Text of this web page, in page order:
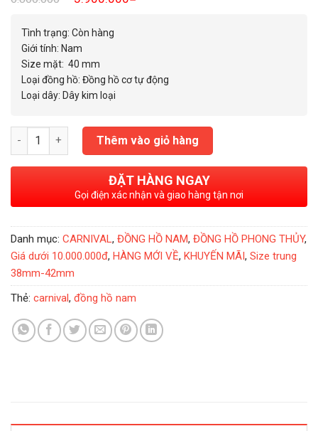
là:
6.800.000₫.
Tình trạng: Còn hàng
Giới tính: Nam
Size mặt: 40 mm
Loại đồng hồ: Đồng hồ cơ tự động
Loại dây: Dây kim loại
Đồng Hồ Nam Carnival Day-Date Xanh lục số lượng
Thêm vào giỏ hàng
ĐẶT HÀNG NGAY
Gọi điện xác nhận và giao hàng tận nơi
Danh mục: CARNIVAL, ĐỒNG HỒ NAM, ĐỒNG HỒ PHONG THỦY,
Giá dưới 10.000.000đ, HÀNG MỚI VỀ, KHUYẾN MÃI, Size trung
38mm-42mm
Thẻ: carnival, đồng hồ nam